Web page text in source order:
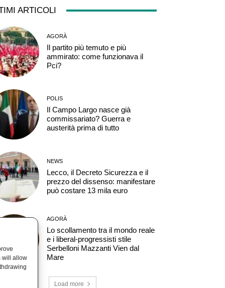
will allow
ARTICOLI
AGORÀ
Il partito più temuto e più
ammirato: come funzionava il
Pci?
POLIS
Il Campo Largo nasce già
commissariato? Guerra e
austerità prima di tutto
NEWS
Lecco, il Decreto Sicurezza e il
prezzo del dissenso: manifestare
può costare 13 mila euro
AGORÀ
Lo scollamento tra il mondo reale
e i liberal-progressisti stile
Serbelloni Mazzanti Vien dal
Mare
Load more